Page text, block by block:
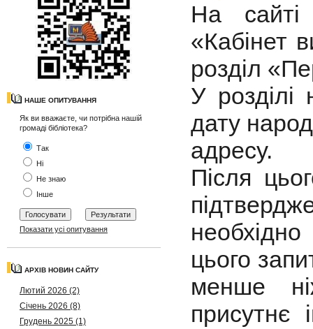
НАШЕ ОПИТУВАННЯ
Як ви вважаєте, чи потрібна нашій
громаді бібліотека?
Так
Ні
Не знаю
Інше
Показати усі опитування
АРХІВ НОВИН САЙТУ
Лютий 2026 (2)
Січень 2026 (8)
Грудень 2025 (1)
На сайті
«Кабінет
розділ
У розділі
дату
адресу.
Після
цього
менше
присутнє